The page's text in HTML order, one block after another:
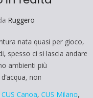
Ruggero
nata quasi per gioco,
spesso ci si lascia andare
ambienti più
non
CUS Canoa, CUS Milano,